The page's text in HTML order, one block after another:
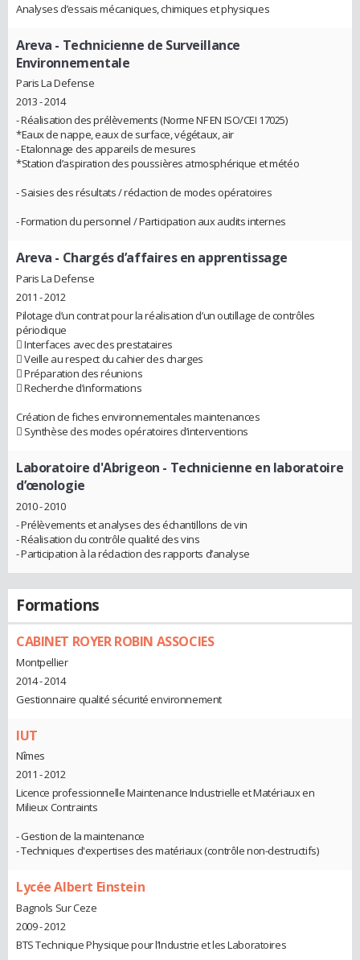
Analyses d’essais mécaniques, chimiques et physiques
Areva - Technicienne de Surveillance
Environnementale
Paris La Defense
2013 - 2014
- Réalisation des prélèvements (Norme NF EN ISO/CEI 17025)
*Eaux de nappe, eaux de surface, végétaux, air
- Etalonnage des appareils de mesures
*Station d’aspiration des poussières atmosphérique et météo
- Saisies des résultats / rédaction de modes opératoires
- Formation du personnel / Participation aux audits internes
Areva - Chargés d’affaires en apprentissage
Paris La Defense
2011 - 2012
Pilotage d’un contrat pour la réalisation d’un outillage de contrôles
périodique
 Interfaces avec des prestataires
 Veille au respect du cahier des charges
 Préparation des réunions
 Recherche d’informations
Création de fiches environnementales maintenances
 Synthèse des modes opératoires d’interventions
Laboratoire d'Abrigeon - Technicienne en laboratoire
d’œnologie
2010 - 2010
- Prélèvements et analyses des échantillons de vin
- Réalisation du contrôle qualité des vins
- Participation à la rédaction des rapports d’analyse
Formations
CABINET ROYER ROBIN ASSOCIES
Montpellier
2014 - 2014
Gestionnaire qualité sécurité environnement
IUT
Nîmes
2011 - 2012
Licence professionnelle Maintenance Industrielle et Matériaux en
Milieux Contraints
- Gestion de la maintenance
- Techniques d'expertises des matériaux (contrôle non-destructifs)
Lycée Albert Einstein
Bagnols Sur Ceze
2009 - 2012
BTS Technique Physique pour l’Industrie et les Laboratoires